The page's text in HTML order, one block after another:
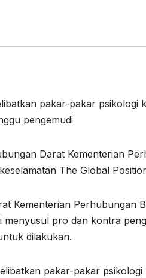
pakar-pakar psikologi
pengemudi
Darat Kementerian
The Global
Kementerian Perhubungan
menyusul pro dan kontra
dilakukan.
pakar-pakar